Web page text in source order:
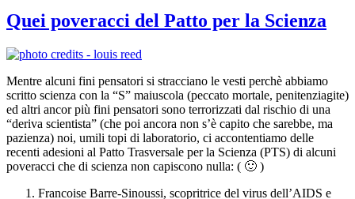
Quei poveracci del Patto per la Scienza
Mentre alcuni fini pensatori si stracciano le vesti perchè abbiamo
scritto scienza con la “S” maiuscola (peccato mortale, penitenziagite)
ed altri ancor più fini pensatori sono terrorizzati dal rischio di una
“deriva scientista” (che poi ancora non s’è capito che sarebbe, ma
pazienza) noi, umili topi di laboratorio, ci accontentiamo delle
recenti adesioni al Patto Trasversale per la Scienza (PTS) di alcuni
poveracci che di scienza non capiscono nulla: ( 🙂 )
Francoise Barre-Sinoussi, scopritrice del virus dell’AIDS e